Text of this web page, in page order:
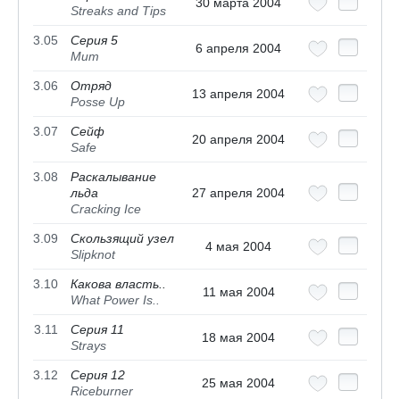
Streaks and Tips
3.05
Серия 5
Mum
6 апреля 2004
3.06
Отряд
Posse Up
13 апреля 2004
3.07
Cейф
Safe
20 апреля 2004
3.08
Раскалывание
льда
Cracking Ice
27 апреля 2004
3.09
Скользящий узел
Slipknot
4 мая 2004
3.10
Какова власть..
What Power Is..
11 мая 2004
3.11
Серия 11
Strays
18 мая 2004
3.12
Серия 12
Riceburner
25 мая 2004